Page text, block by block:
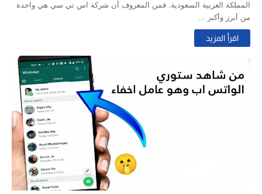
المملكة العربية السعودية. فمن المعروف أن شركة اس تي سي هي واحدة
من أبرز وأكبر ...
اقرأ المزيد